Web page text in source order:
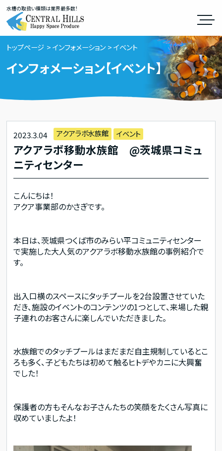
水槽の取扱い種類は業界最多数！
トップページ インフォメーション イベント
インフォメーション【イベント】
2023.3.04 アクアラボ水族館 イベント
アクアラボ移動水族館 @茨城県コミュ
ニティセンター
こんにちは！
アクア事業部のかさぎです。
本日は、茨城県つくば市のみらい平コミュニティセンター
で実施した大人気のアクアラボ移動水族館の事例紹介で
す。
出入口横のスペースにタッチプールを2台設置させていた
だき、施設のイベントのコンテンツの1つとして、来場した親
子連れのお客さんに楽しんでいただきました。
水族館でのタッチプールはまだまだ自主規制しているとこ
ろも多く、子どもたちは初めて触るヒトデやカニに大興奮
でした！
保護者の方もそんなお子さんたちの笑顔をたくさん写真に
収めていましたよ！